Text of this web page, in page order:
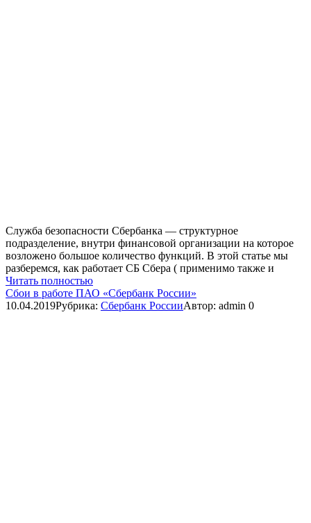
Служба безопасности Сбербанка — структурное
подразделение, внутри финансовой организации на которое
возложено большое количество функций. В этой статье мы
разберемся, как работает СБ Сбера ( применимо также и
Читать полностью
Сбои в работе ПАО «Сбербанк России»
10.04.2019Рубрика: Сбербанк РоссииАвтор: admin 0